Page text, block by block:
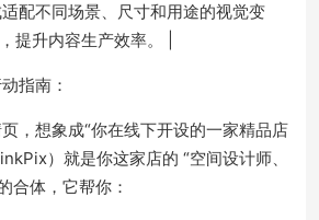
配不同场景、尺寸和用途的视觉变
提升内容生产效率。 |
指南：
，想象成“你在线下开设的一家精品店
）就是你这家店的 “空间设计师、
合体，它帮你：